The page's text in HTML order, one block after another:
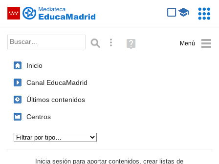
Saltar navegación
Palabra o frase: Búsqueda avanzada
Ayuda
(en
Inicio
Canal EducaMadrid
Últimos contenidos
Centros
Inicia sesión para aportar contenidos, crear listas de